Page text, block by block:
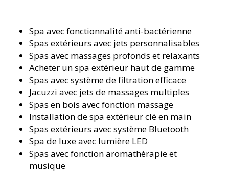
Spa avec fonctionnalité anti-bactérienne
Spas extérieurs avec jets personnalisables
Spas avec massages profonds et relaxants
Acheter un spa extérieur haut de gamme
Spas avec système de filtration efficace
Jacuzzi avec jets de massages multiples
Spas en bois avec fonction massage
Installation de spa extérieur clé en main
Spas extérieurs avec système Bluetooth
Spa de luxe avec lumière LED
Spas avec fonction aromathérapie et
musique